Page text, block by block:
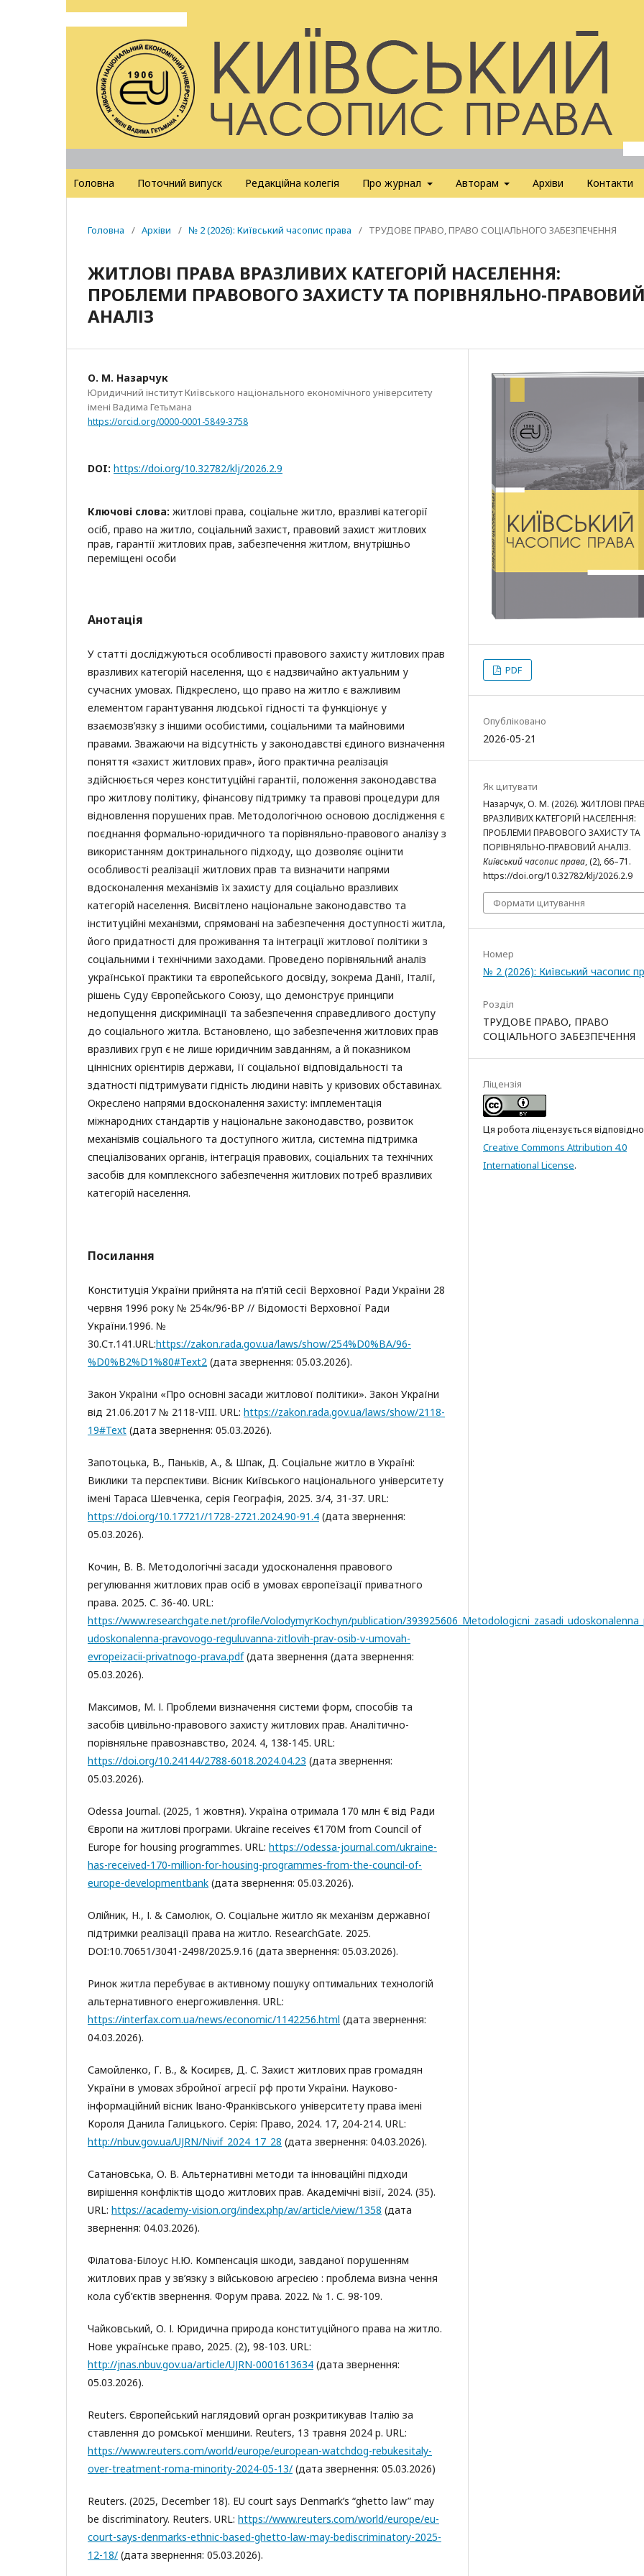
Головна Поточний випуск Редакційна колегія Про журнал Авторам Архіви Контакти
Головна / Архіви / № 2 (2026): Київський часопис права / ТРУДОВЕ ПРАВО, ПРАВО СОЦІАЛЬНОГО ЗАБЕЗПЕЧЕННЯ
ЖИТЛОВІ ПРАВА ВРАЗЛИВИХ КАТЕГОРІЙ НАСЕЛЕННЯ:
ПРОБЛЕМИ ПРАВОВОГО ЗАХИСТУ ТА ПОРІВНЯЛЬНО-
АНАЛІЗ
О. М. Назарчук
Юридичний інститут Київського національного економічного університету
імені Вадима Гетьмана
https://orcid.org/0000-0001-5849-3758
DOI: https://doi.org/10.32782/klj/2026.2.9
Ключові слова: житлові права, соціальне житло, вразливі категорії
осіб, право на житло, соціальний захист, правовий захист житлових
прав, гарантії житлових прав, забезпечення житлом, внутрішньо
переміщені особи
Анотація
У статті досліджуються особливості правового захисту житлових прав
вразливих категорій населення, що є надзвичайно актуальним у
сучасних умовах. Підкреслено, що право на житло є важливим
елементом гарантування людської гідності та функціонує у
взаємозв’язку з іншими особистими, соціальними та майновими
правами. Зважаючи на відсутність у законодавстві єдиного визначення
поняття «захист житлових прав», його практична реалізація
здійснюється через конституційні гарантії, положення законодавства
про житлову політику, фінансову підтримку та правові процедури для
відновлення порушених прав. Методологічною основою дослідження є
поєднання формально-юридичного та порівняльно-правового аналізу з
використанням доктринального підходу, що дозволяє оцінити
особливості реалізації житлових прав та визначити напрями
вдосконалення механізмів їх захисту для соціально вразливих
категорій населення. Висвітлено національне законодавство та
інституційні механізми, спрямовані на забезпечення доступності житла,
його придатності для проживання та інтеграції житлової політики з
соціальними і технічними заходами. Проведено порівняльний аналіз
української практики та європейського досвіду, зокрема Данії, Італії,
рішень Суду Європейського Союзу, що демонструє принципи
недопущення дискримінації та забезпечення справедливого доступу
до соціального житла. Встановлено, що забезпечення житлових прав
вразливих груп є не лише юридичним завданням, а й показником
ціннісних орієнтирів держави, її соціальної відповідальності та
здатності підтримувати гідність людини навіть у кризових обставинах.
Окреслено напрями вдосконалення захисту: імплементація
міжнародних стандартів у національне законодавство, розвиток
механізмів соціального та доступного житла, системна підтримка
спеціалізованих органів, інтеграція правових, соціальних та технічних
засобів для комплексного забезпечення житлових потреб вразливих
категорій населення.
Посилання
Конституція України прийнята на п’ятій сесії Верховної Ради України 28
червня 1996 року № 254к/96-ВР // Відомості Верховної Ради
України.1996. №
30.Ст.141.URL:https://zakon.rada.gov.ua/laws/show/254%D0%BA/96-
%D0%B2%D1%80#Text2 (дата звернення: 05.03.2026).
Закон України «Про основні засади житлової політики». Закон України
від 21.06.2017 № 2118-VIII. URL: https://zakon.rada.gov.ua/laws/show/2118-
19#Text (дата звернення: 05.03.2026).
Запотоцька, В., Паньків, А., & Шпак, Д. Соціальне житло в Україні:
Виклики та перспективи. Вісник Київського національного університету
імені Тараса Шевченка, серія Географія, 2025. 3/4, 31-37. URL:
https://doi.org/10.17721//1728-2721.2024.90-91.4 (дата звернення:
05.03.2026).
Кочин, В. В. Методологічні засади удосконалення правового
регулювання житлових прав осіб в умовах європеїзації приватного
права. 2025. С. 36-40. URL:
https://www.researchgate.net/profile/VolodymyrKochyn/publication/
udoskonalenna-pravovogo-reguluvanna-zitlovih-prav-osib-v-umovah-
evropeizacii-privatnogo-prava.pdf(дата звернення (дата звернення:
05.03.2026).
Максимов, М. І. Проблеми визначення системи форм, способів та
засобів цивільно-правового захисту житлових прав. Аналітично-
порівняльне правознавство, 2024. 4, 138-145. URL:
https://doi.org/10.24144/2788-6018.2024.04.23 (дата звернення:
05.03.2026).
Odessa Journal. (2025, 1 жовтня). Україна отримала 170 млн € від Ради
Європи на житлові програми. Ukraine receives €170M from Council of
Europe for housing programmes. URL: https://odessa-journal.com/ukraine-
has-received-170-million-for-housing-programmes-from-the-council-of-
europe-developmentbank (дата звернення: 05.03.2026).
Олійник, Н., І. & Самолюк, О. Соціальне житло як механізм державної
підтримки реалізації права на житло. ResearchGate. 2025.
DOI:10.70651/3041-2498/2025.9.16 (дата звернення: 05.03.2026).
Ринок житла перебуває в активному пошуку оптимальних технологій
альтернативного енергоживлення. URL:
https://interfax.com.ua/news/economic/1142256.html (дата звернення:
04.03.2026).
Самойленко, Г. В., & Косирєв, Д. С. Захист житлових прав громадян
України в умовах збройної агресії рф проти України. Науково-
інформаційний вісник Івано-Франківського університету права імені
Короля Данила Галицького. Серія: Право, 2024. 17, 204-214. URL:
http://nbuv.gov.ua/UJRN/Nivif_2024_17_28 (дата звернення: 04.03.2026).
Сатановська, О. В. Альтернативні методи та інноваційні підходи
вирішення конфліктів щодо житлових прав. Академічні візії, 2024. (35).
URL: https://academy-vision.org/index.php/av/article/view/1358 (дата
звернення: 04.03.2026).
Філатова-Білоус Н.Ю. Компенсація шкоди, завданої порушенням
житлових прав у зв’язку з військовою агресією : проблема визна чення
кола суб’єктів звернення. Форум права. 2022. № 1. С. 98-109.
Чайковський, О. І. Юридична природа конституційного права на житло.
Нове українське право, 2025. (2), 98-103. URL:
http://jnas.nbuv.gov.ua/article/UJRN-0001613634 (дата звернення:
05.03.2026).
Reuters. Європейський наглядовий орган розкритикував Італію за
ставлення до ромської меншини. Reuters, 13 травня 2024 р. URL:
https://www.reuters.com/world/europe/european-watchdog-rebukesitaly-
over-treatment-roma-minority-2024-05-13/ (дата звернення: 05.03.2026)
Reuters. (2025, December 18). EU court says Denmark’s “ghetto law” may
be discriminatory. Reuters. URL: https://www.reuters.com/world/europe/eu-
court-says-denmarks-ethnic-based-ghetto-law-may-bediscriminatory-2025-
12-18/ (дата звернення: 05.03.2026).
PDF
Опубліковано
2026-05-21
Як цитувати
Назарчук, О. М. (2026). ЖИТЛОВІ
ВРАЗЛИВИХ КАТЕГОРІЙ НАСЕЛЕННЯ:
ПРОБЛЕМИ ПРАВОВОГО ЗАХИСТУ ТА
ПОРІВНЯЛЬНО-ПРАВОВИЙ АНАЛІЗ.
Київський часопис права, (2), 66–71.
https://doi.org/10.32782/klj/2026.2.9
Формати цитування
Номер
№ 2 (2026): Київський часопис
Розділ
ТРУДОВЕ ПРАВО, ПРАВО
СОЦІАЛЬНОГО ЗАБЕЗПЕЧЕННЯ
Ліцензія
Ця робота ліцензується
Creative Commons Attribution 4.0
International License.